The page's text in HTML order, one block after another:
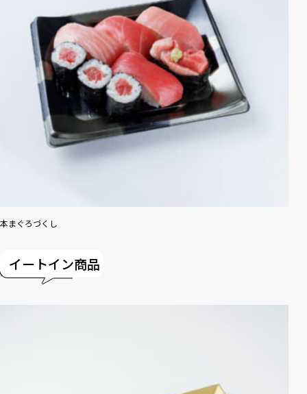
本まぐろづくし
イートイン商品